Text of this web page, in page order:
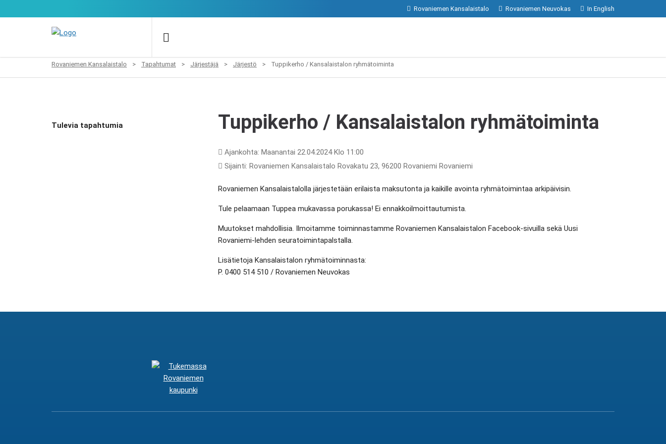
Rovaniemen Kansalaistalo Rovaniemen Neuvokas In English
Rovaniemen Kansalaistalo > Tapahtumat > Järjestäjä > Järjestö > Tuppikerho / Kansalaistalon ryhmätoiminta
Tulevia tapahtumia Tuppikerho / Kansalaistalon ryhmätoiminta
Ajankohta: Maanantai 22.04.2024 Klo 11:00
Sijainti: Rovaniemen Kansalaistalo Rovakatu 23, 96200 Rovaniemi Rovaniemi
Rovaniemen Kansalaistalolla järjestetään erilaista maksutonta ja kaikille avointa ryhmätoimintaa arkipäivisin.
Tule pelaamaan Tuppea mukavassa porukassa! Ei ennakkoilmoittautumista.
Muutokset mahdollisia. Ilmoitamme toiminnastamme Rovaniemen Kansalaistalon Facebook-sivuilla sekä Uusi
Rovaniemi-lehden seuratoimintapalstalla.
Lisätietoja Kansalaistalon ryhmätoiminnasta:
P. 0400 514 510 / Rovaniemen Neuvokas